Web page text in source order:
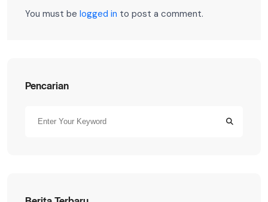
You must be logged in to post a comment.
Pencarian